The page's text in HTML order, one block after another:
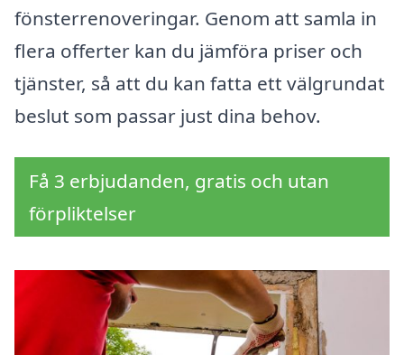
fönsterrenoveringar. Genom att samla in
flera offerter kan du jämföra priser och
tjänster, så att du kan fatta ett välgrundat
beslut som passar just dina behov.
Få 3 erbjudanden, gratis och utan
förpliktelser